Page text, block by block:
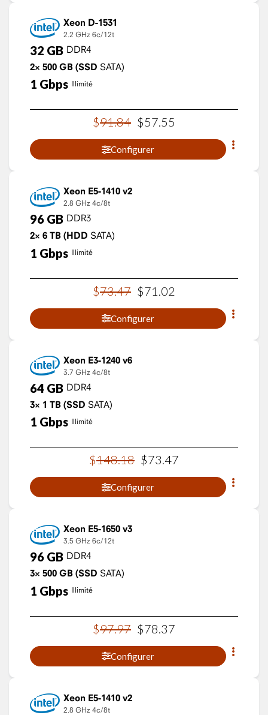
Xeon D-1531
2.2 GHz 6c/12t
32 GB DDR4
2× 500 GB (SSD SATA)
1 Gbps Illimité
$91.84 $57.55
Configurer
Xeon E5-1410 v2
2.8 GHz 4c/8t
96 GB DDR3
2× 6 TB (HDD SATA)
1 Gbps Illimité
$73.47 $71 02
Configurer
Xeon E3-1240 v6
3.7 GHz 4c/8t
64 GB DDR4
3× 1 TB (SSD SATA)
1 Gbps Illimité
$148.18 $73.47
Configurer
Xeon E5-1650 v3
3.5 GHz 6c/12t
96 GB DDR4
3× 500 GB (SSD SATA)
1 Gbps Illimité
$97.97 $78 37
Configurer
Xeon E5-1410 v2
2.8 GHz 4c/8t